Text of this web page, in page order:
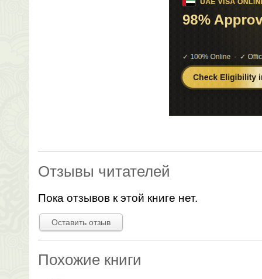
Отзывы читателей
Пока отзывов к этой книге нет.
Оставить отзыв
Похожие книги